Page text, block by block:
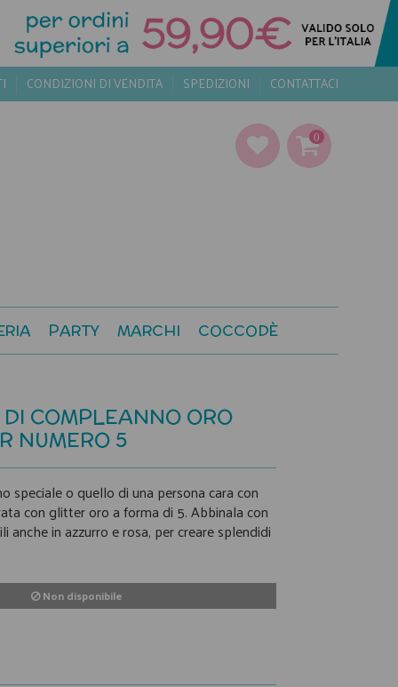
CONDIZIONI DI VENDITA SPEDIZIONI CONTATTACI
0
PARTY MARCHI COCCODÈ
COMPLEANNO ORO
NUMERO 5
speciale o quello di una persona cara con
con glitter oro a forma di 5. Abbinala con
anche in azzurro e rosa, per creare splendidi
Non disponibile